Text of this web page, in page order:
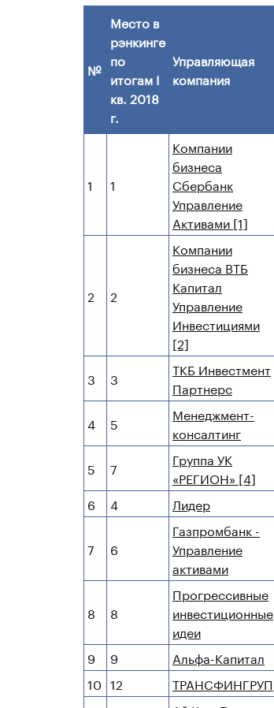
№
Место в
рэнкинге
по
итогам I
кв. 2018
г.
Управляющая
компания
1 1
Компании
бизнеса
Сбербанк
Управление
Активами [1]
2 2
Компании
бизнеса ВТБ
Капитал
Управление
Инвестициями
[2]
3 3
ТКБ Инвестмент
Партнерс
4 5
Менеджмент-
консалтинг
5 7
Группа УК
«РЕГИОН» [4]
6
4 Лидер
7 6
Газпромбанк -
Управление
активами
8 8
Прогрессивные
инвестиционные
идеи
9 9 Альфа-Капитал
10 12 ТРАНСФИНГРУП